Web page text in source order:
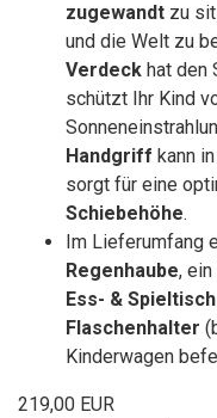
zugewandt zu
und die Welt zu
Verdeck hat den
schützt Ihr Kind
Handgriff kann in
sorgt für eine
Schiebehöhe.
Im Lieferumfang
Regenhaube, ein
Ess- & Spieltisch
Flaschenhalter
Kinderwagen
219,00 EUR